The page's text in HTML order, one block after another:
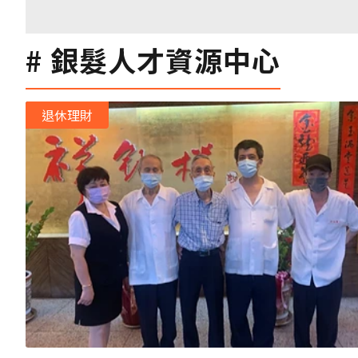
銀髮人才資源中心
退休理財